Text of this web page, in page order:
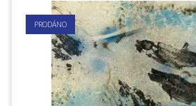
PRODÁNO